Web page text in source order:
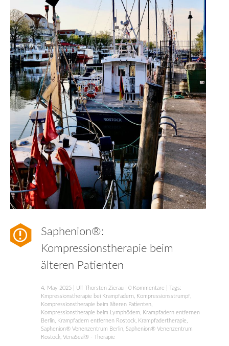
Saphenion®:
Kompressionstherapie beim
älteren Patienten
4. May 2025 Ulf Thorsten Zierau 0 Kommentare | Tags:
Kmpressionstherapie bei Krampfadern
Kompressionsstrumpf
Kompressionstherapie beim älteren Patienten
Kompressionstherapie beim Lymphödem
Krampfadern entfernen
Berlin
Krampfadern entfernen Rostock Krampfadertherapie
Saphenion® Venenzentrum Berlin Saphenion® Venenzentrum
Rostock VenaSeal® - Therapie